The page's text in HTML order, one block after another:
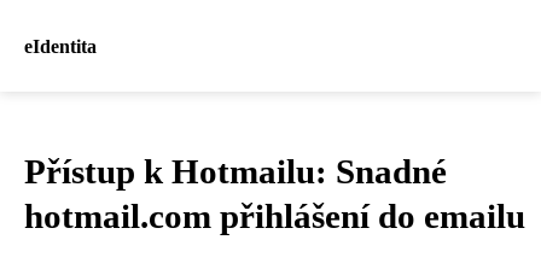
eIdentita
Přístup k Hotmailu: Snadné
hotmail.com přihlášení do emailu